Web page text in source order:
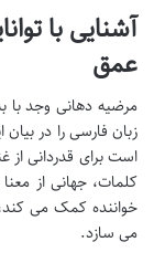
آشنایی با
عمق
مرضیه دهانی وجد با
زبان فارسی را در
است برای قدردانی از
کلمات، جهانی از
خواننده کمک می
می سازد.